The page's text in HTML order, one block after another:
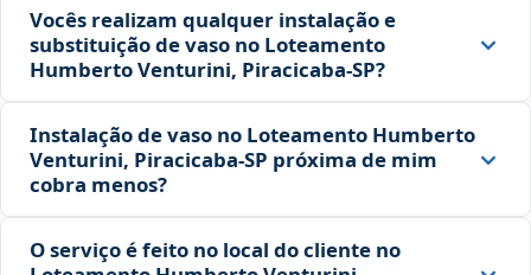
Vocês realizam qualquer instalação e
substituição de vaso no Loteamento
Humberto Venturini, Piracicaba‑SP?
Instalação de vaso no Loteamento Humberto
Venturini, Piracicaba‑SP próxima de mim
cobra menos?
O serviço é feito no local do cliente no